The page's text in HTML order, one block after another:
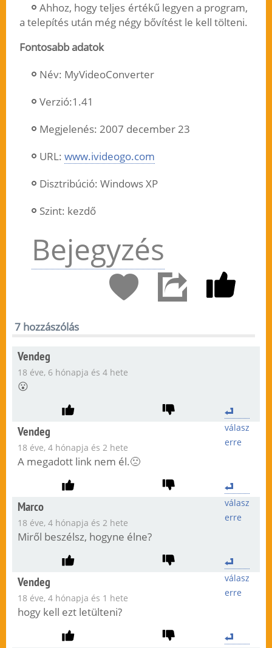
Ahhoz, hogy teljes értékű legyen a program,
a telepítés után még négy bővítést le kell tölteni.
Fontosabb adatok
Név: MyVideoConverter
Verzió:1.41
Megjelenés: 2007 december 23
URL: www.ivideogo.com
Disztribúció: Windows XP
Szint: kezdő
Bejegyzés
7 hozzászólás
Vendeg
18 éve, 6 hónapja és 4 hete
😮
válasz
erre
Vendeg
18 éve, 4 hónapja és 2 hete
A megadott link nem él.🙁
válasz
erre
Marco
18 éve, 4 hónapja és 2 hete
Miről beszélsz, hogyne élne?
válasz
erre
Vendeg
18 éve, 4 hónapja és 1 hete
hogy kell ezt letülteni?